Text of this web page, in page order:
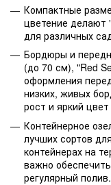
Компактные
цветение делают
для различных
Бордюры и
(до 70 см), "Red
оформления
низких, живых
рост и яркий
Контейнерное
лучших сортов
контейнерах на
важно
регулярный полив.